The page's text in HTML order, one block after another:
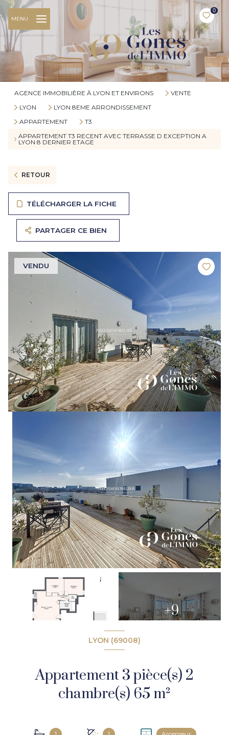
0
MENU
AGENCE IMMOBILIÈRE À LYON ET ENVIRONS
VENTE
LYON
LYON 8EME ARRONDISSEMENT
APPARTEMENT
T3
APPARTEMENT T3 RECENT AVEC TERRASSE D EXCEPTION A
LYON 8 DERNIER ETAGE
RETOUR
TÉLÉCHARGER LA FICHE
PARTAGER CE BIEN
VENDU
+9
LYON (69008)
Appartement 3 pièce(s) 2
chambre(s) 65 m²